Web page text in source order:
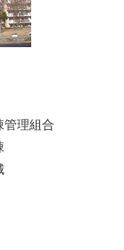
管理組合